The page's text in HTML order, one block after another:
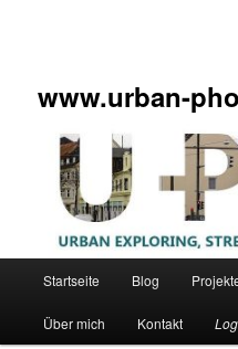
www.urban-
Startseite Blog
Über mich Kontakt